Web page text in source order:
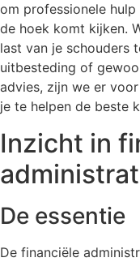
om professionele
de hoek komt kijken.
last van je schouders
uitbesteding of
advies, zijn we er
je te helpen de beste
Inzicht in
De essentie
De financiële